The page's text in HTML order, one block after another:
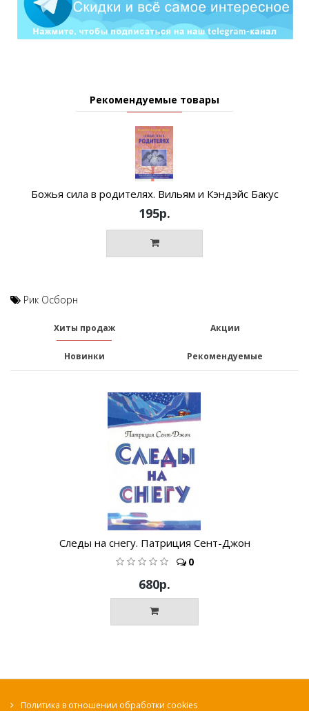
Рекомендуемые товары
Божья сила в родителях. Вильям и Кэндэйс Бакус
195р.
Рик Осборн
Хиты продаж Акции
Новинки Рекомендуемые
Следы на снегу. Патриция Сент-Джон
0
680р.
Политика в отношении обработки cookies